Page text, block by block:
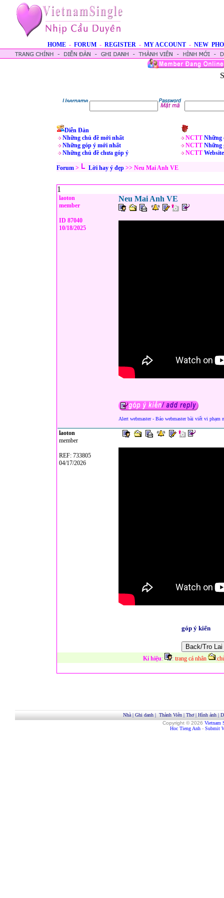
HOME - FORUM - REGISTER - MY ACCOUNT - NEW
Diễn Đàn
Những chủ đề mới nhất
Những góp ý mới nhất
Những chủ đề chưa góp ý
NCTT Những
NCTT Những
NCTT Website
Forum > Lời hay ý đẹp >> Neu Mai Anh VE
1
laoton
member
ID 87040
10/18/2025
Neu Mai Anh VE
Alert webmaster - Báo webmaster bài viết vi phạm
laoton
member
REF: 733805
04/17/2026
góp ý kiến
Kí hiệu: : trang cá nhân :
Nhà| Ghi danh| Thành Viên| Thơ| Hình ảnh|
Copyright © 2026 Vietnam
Hoc Tieng Anh - Submit